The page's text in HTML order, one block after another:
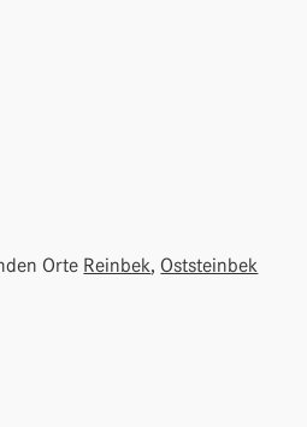
Orte Reinbek,Oststeinbek